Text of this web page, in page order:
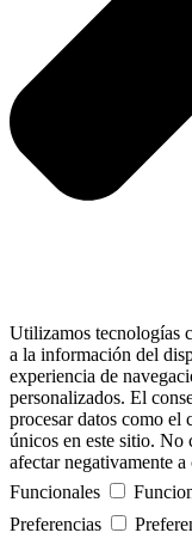
Utilizamos tecnologías
a la información del
experiencia de
personalizados. El
procesar datos como el
únicos en este sitio. No
afectar negativamente
Funcionales
Preferencias